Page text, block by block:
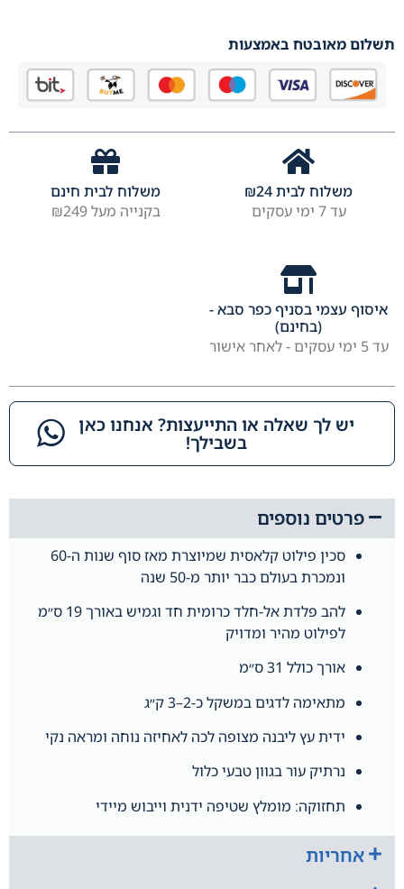
פרטים נוספים
סכין פילוט קלאסית שמיוצרת מאז סוף שנות ה-60
ונמכרת בעולם כבר יותר מ-50 שנה
להב פלדת אל-חלד כרומית חד וגמיש באורך 19 ס״מ
לפילוט מהיר ומדויק
אורך כולל 31 ס״מ
מתאימה לדגים במשקל כ-2–3 ק״ג
ידית עץ ליבנה מצופה לכה לאחיזה נוחה ומראה נקי
נרתיק עור בגוון טבעי כלול
תחזוקה: מומלץ שטיפה ידנית וייבוש מיידי
אחריות
תשלום מאובטח באמצעות
משלוח לבית ₪24
עד 7 ימי עסקים
משלוח לבית חינם
בקנייה מעל ₪249
איסוף עצמי בסניף כפר סבא -
(בחינם)
עד 5 ימי עסקים - לאחר אישור
יש לך שאלה או התייעצות? אנחנו כאן
בשבילך!​